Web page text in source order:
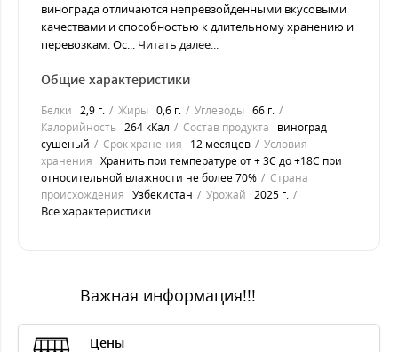
винограда отличаются непревзойденными вкусовыми
качествами и способностью к длительному хранению и
перевозкам. Ос... Читать далее...
Общие характеристики
Белки 2,9 г. Жиры 0,6 г. Углеводы 66 г.
Калорийность 264 кКал Состав продукта
виноград
сушеный
Срок хранения 12 месяцев
Условия
хранения Хранить при температуре от + 3С до +18С при
относительной влажности не более 70%
Страна
происхождения Узбекистан Урожай 2025 г.
Все характеристики
Важная информация!!!
Цены